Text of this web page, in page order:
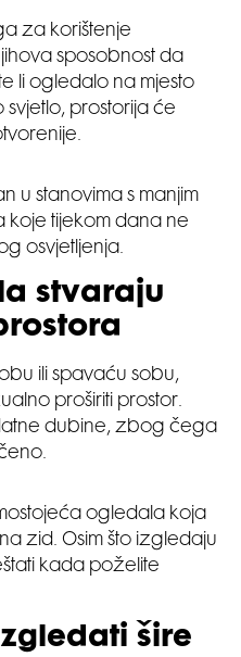
za korištenje
sposobnost da
li ogledalo na mjesto
prostorija će
u stanovima s manjim
koje tijekom dana ne
osvjetljenja.
stvaraju
ili spavaću sobu,
proširiti prostor.
dubine, zbog čega
ogledala koja
zid. Osim što izgledaju
kada poželite
šire